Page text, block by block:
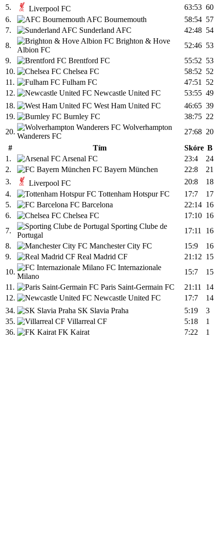
5.
Liverpool FC 63:53 60
6.
AFC Bournemouth 58:54 57
7.
Sunderland AFC 42:48 54
8.
Brighton & Hove
Albion FC
52:46 53
9.
Brentford FC 55:52 53
10.
Chelsea FC 58:52 52
11.
Fulham FC 47:51
52
12.
Newcastle United FC 53:55 49
18.
West Ham United FC 46:65 39
19.
Burnley FC 38:75 22
20.
Wolverhampton
Wanderers FC
27:68 20
#
Tím Skóre B
1.
Arsenal FC 23:4
24
2.
FC Bayern München 22:8
21
3.
Liverpool FC 20:8
18
4.
Tottenham Hotspur FC 17:7
17
5.
FC Barcelona 22:14 16
6.
Chelsea FC 17:10 16
7.
Sporting Clube de
Portugal
17:11
16
8.
Manchester City FC 15:9
16
9.
Real Madrid CF 21:12 15
10.
FC Internazionale
Milano
15:7
15
11.
Paris Saint-Germain FC 21:11
14
12.
Newcastle United FC 17:7
14
34.
SK Slavia Praha 5:19
3
35.
Villarreal CF 5:18
1
36.
FK Kairat 7:22 1